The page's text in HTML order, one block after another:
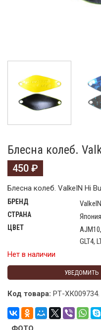
Блесна колеб.
450 ₽
Блесна колеб. ValkeIN Hi
БРЕНД ValkeIN
СТРАНА Япония
ЦВЕТ
GLT4,
Нет в наличии
УВЕДОМИТЬ
Код товара: РТ-ХК009734.